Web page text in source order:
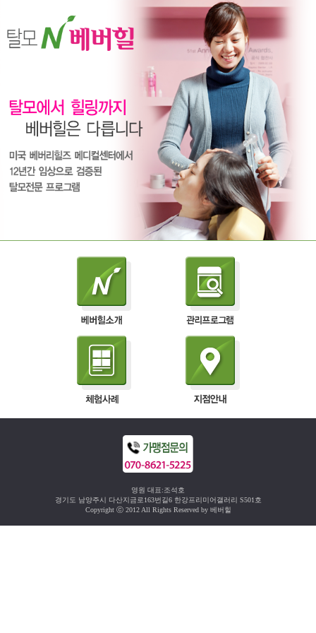
영원 대표:조석호
경기도 남양주시 다산지금로163번길6 한강프리미어갤러리 S501호
Copyright ⓒ 2012 All Rights Reserved by 베버힐